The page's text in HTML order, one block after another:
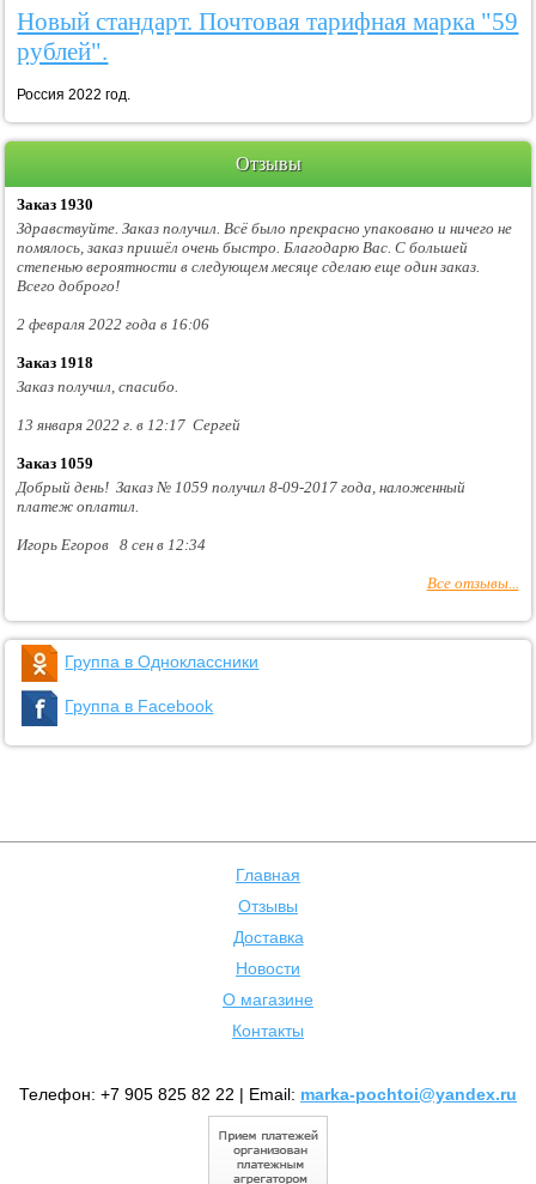
Новый стандарт. Почтовая тарифная марка "59
рублей".
Россия 2022 год.
Отзывы
Заказ 1930
Здравствуйте. Заказ получил. Всё было прекрасно упаковано и ничего не
помялось, заказ пришёл очень быстро. Благодарю Вас. С большей
степенью вероятности в следующем месяце сделаю еще один заказ.
Всего доброго!
2 февраля 2022 года в 16:06
Заказ 1918
Заказ получил, спасибо.
13 января 2022 г. в 12:17 Сергей
Заказ 1059
Добрый день! Заказ № 1059 получил 8-09-2017 года, наложенный
платеж оплатил.
Игорь Егоров 8 сен в 12:34
Все отзывы...
Группа в Одноклассники
Группа в Facebook
Главная
Отзывы
Доставка
Новости
О магазине
Контакты
Телефон: +7 905 825 82 22 | Email: marka-pochtoi@yandex.ru